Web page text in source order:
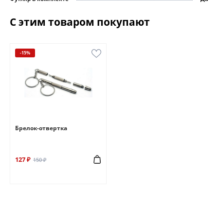
С этим товаром покупают
-15%
Брелок-отвертка
127 ₽ 150 ₽